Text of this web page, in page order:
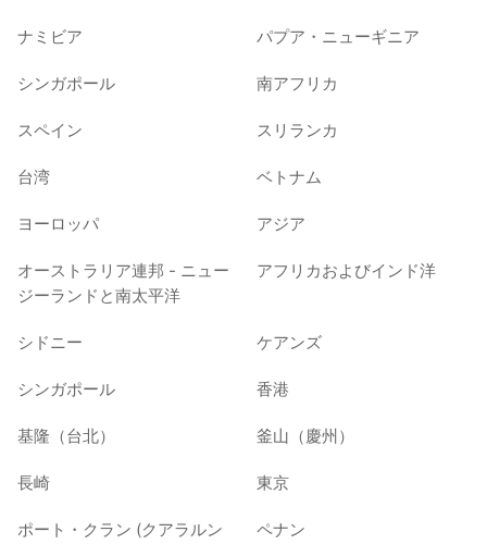
ナミビア パプア・ニューギニア
シンガポール 南アフリカ
スペイン スリランカ
台湾 ベトナム
ヨーロッパ アジア
オーストラリア連邦 - ニュー
ジーランドと南太平洋
アフリカおよびインド洋
シドニー ケアンズ
シンガポール 香港
基隆（台北） 釜山（慶州）
長崎 東京
ポート・クラン (クアラルン
ペナン